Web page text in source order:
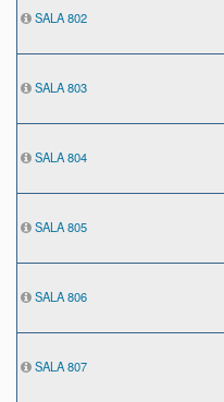
SALA 802
SALA 803
SALA 804
SALA 805
SALA 806
SALA 807